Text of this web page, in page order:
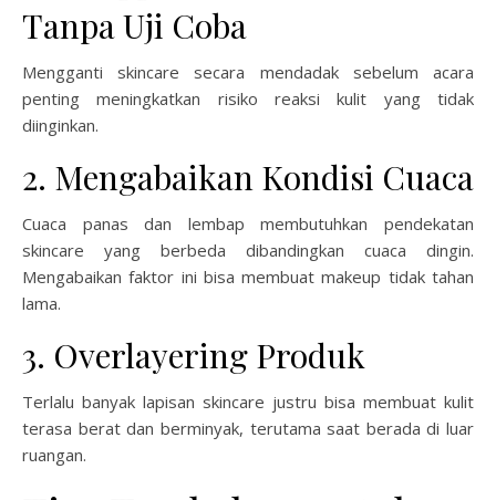
Tanpa Uji Coba
Mengganti skincare secara mendadak sebelum acara
penting meningkatkan risiko reaksi kulit yang tidak
diinginkan.
2. Mengabaikan Kondisi Cuaca
Cuaca panas dan lembap membutuhkan pendekatan
skincare yang berbeda dibandingkan cuaca dingin.
Mengabaikan faktor ini bisa membuat makeup tidak tahan
lama.
3. Overlayering Produk
Terlalu banyak lapisan skincare justru bisa membuat kulit
terasa berat dan berminyak, terutama saat berada di luar
ruangan.